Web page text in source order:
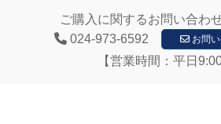
ご購入に関するお問い合わ
024-973-6592
お問
【営業時間：平日